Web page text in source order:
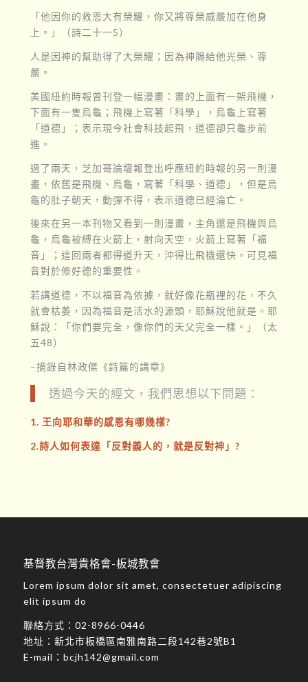
「他因你的救恩大有榮耀，你又將尊榮威嚴加在他身
上。」（詩二十一5）
人是因神的幫助得了大榮耀；因為神賜給他光榮、尊
嚴。
美國紐約時報曾刊登一幅漫畫：畫的上面有一架飛機，
下面有一隻烏龜；飛機上寫著「科學」，烏龜上寫著
「道德」；表示現今社會科技起飛，道德卻只龜步前
進。
過了兩天，芝加哥論壇報登出呼應紐約時報的另一則漫
畫，依舊是飛機、烏龜，寫著「科學、道德」，但是烏
龜的肚子朝天，動彈不得，表示道德已經淪亡。
後來在另一本刊物又看到一則漫畫，主角還是飛機與烏
龜，烏龜被縛在火箭上，射向天空，火箭上寫著「福
音」；這回兩者都得道升天，沖得比飛機還快。可見福
音對於修好德的重要性。
若講道德，不以福音為依據，就好像花瓶裡的花，不久
就會枯萎，因為福音是活水的源頭，耶穌說他就是。耶
穌說：「你們要完全，像你們的天父完全一樣。」（太
五48）
–摘錄自林政傑《詩篇的講章》
透過今天的經文，我們思想以下問題：
1. 王向耶和華的感恩有哪幾樣?
2.詩人如何表達「反對義人的，就是反對神」?
基督教台灣貴格會-板城教會
Lorem ipsum dolor sit amet, consectetuer adipiscing
elit ipsum do
聯絡方式： 02-8966-0446
地址： 新北市板橋區南雅南路二段142巷2號B1
E-mail： bcjh142@gmail.com